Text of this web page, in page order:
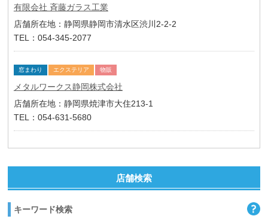
有限会社 斉藤ガラス工業
店舗所在地：静岡県静岡市清水区渋川2-2-2
TEL：054-345-2077
窓まわり エクステリア 物販
メタルワークス静岡株式会社
店舗所在地：静岡県焼津市大住213-1
TEL：054-631-5680
店舗検索
キーワード検索